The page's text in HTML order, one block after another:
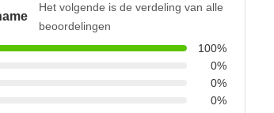
Het volgende is de verdeling van alle
beoordelingen
100%
0%
0%
0%